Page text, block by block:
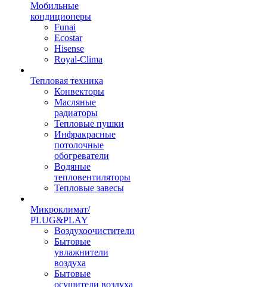
Мобильные
кондиционеры
Funai
Ecostar
Hisense
Royal-Clima
Тепловая техника
Конвекторы
Масляные
радиаторы
Тепловые пушки
Инфракрасные
потолочные
обогреватели
Водяные
тепловентиляторы
Тепловые завесы
Микроклимат/
PLUG&PLAY
Воздухоочистители
Бытовые
увлажнители
воздуха
Бытовые
осушители воздуха